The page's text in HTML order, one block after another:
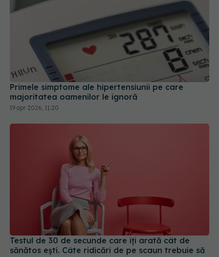
Primele simptome ale hipertensiunii pe care
majoritatea oamenilor le ignoră
19 apr 2026, 11:20
Testul de 30 de secunde care îți arată cât de
sănătos ești. Câte ridicări de pe scaun trebuie să